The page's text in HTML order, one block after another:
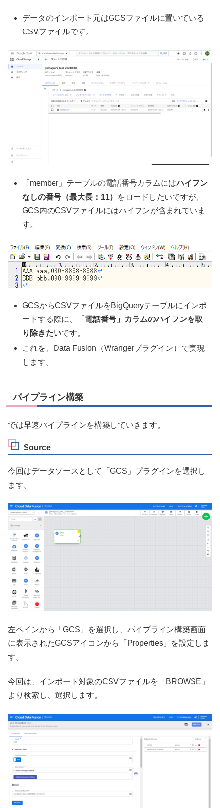
データのインポート元はGCSファイルに置いている
CSVファイルです。
「member」テーブルの電話番号カラムにはハイフン
なしの番号（最大長：11）
をロードしたいですが、
GCS内のCSVファイルにはハイフンが含まれていま
す。
GCSからCSVファイルをBigQueryテーブルにインポ
ートする際に、
「電話番号」カラムのハイフンを取
り除きたいです。
これを、Data Fusion（Wrangerプラグイン）で実現
します。
パイプライン構築
では早速パイプラインを構築していきます。
Source
今回はデータソースとして「GCS」プラグインを選択し
ます。
左ペインから「GCS」を選択し、パイプライン構築画面
に表示されたGCSアイコンから「Properties」を設定しま
す。
今回は、インポート対象のCSVファイルを「BROWSE」
より検索し、選択します。